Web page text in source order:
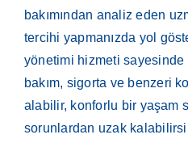
bakımından analiz eden
tercihi yapmanızda yol
yönetimi hizmeti sayesinde
bakım, sigorta ve benzeri
alabilir, konforlu bir yaşam
sorunlardan uzak